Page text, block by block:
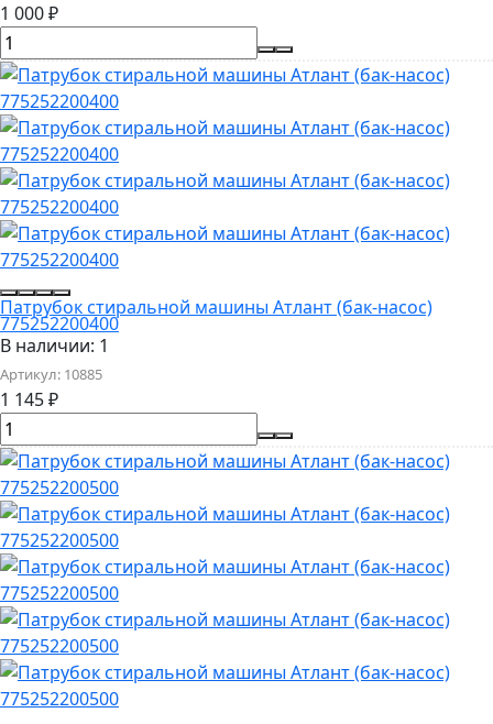
1 000₽
Патрубок стиральной машины Атлант (бак-насос)
775252200400
В наличии: 1
Артикул: 10885
1 145₽